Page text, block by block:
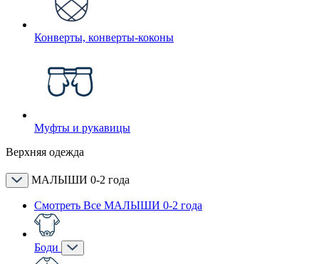
Конверты, конверты-коконы
Муфты и рукавицы
Верхняя одежда
МАЛЫШИ 0-2 года
Смотреть Все МАЛЫШИ 0-2 года
Боди